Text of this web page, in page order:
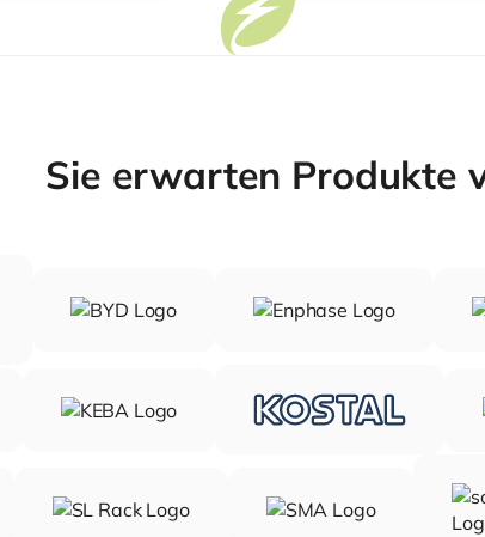
Sie erwarten Produkte